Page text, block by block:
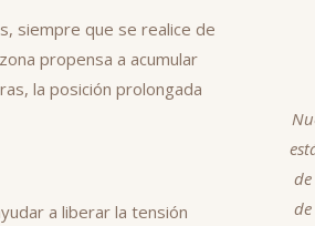
siempre que se realice de
propensa a acumular
la posición prolongada
a liberar la tensión